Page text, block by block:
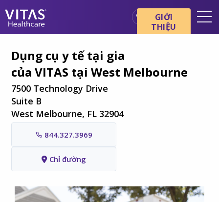
Cơ bản về chăm sóc cuối đời
Chuyên gia chăm sóc sức
Gia đình và người chăm sóc
GIỚI
THIỆU
Dụng cụ y tế tại gia
của VITAS tại West Melbourne
7500 Technology Drive
Suite B
West Melbourne, FL 32904
844.327.3969
Chỉ đường